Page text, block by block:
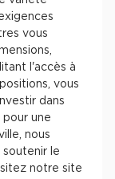
vous
l'accès à
vous
dans
une
nous
soutenir le
notre site